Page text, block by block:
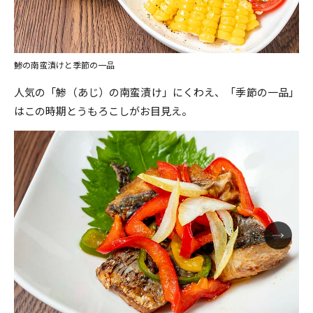
鯵の南蛮漬けと季節の一品
人気の「鯵（あじ）の南蛮漬け」にくわえ、「季節の一品」
はこの時期とうもろこしがお目見え。